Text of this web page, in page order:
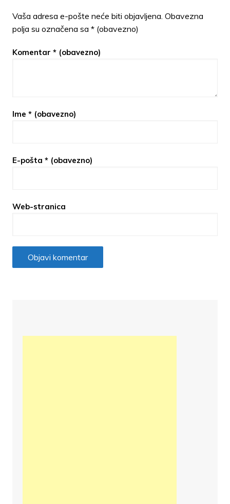
Vaša adresa e-pošte neće biti objavljena. Obavezna
polja su označena sa * (obavezno)
Komentar * (obavezno)
Ime * (obavezno)
E-pošta * (obavezno)
Web-stranica